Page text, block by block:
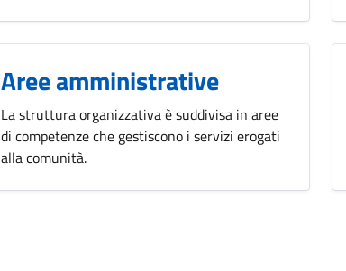
Aree amministrative
La struttura organizzativa è suddivisa in aree
di competenze che gestiscono i servizi erogati
alla comunità.